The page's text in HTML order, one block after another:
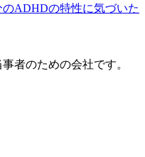
ADHDの特性に気づいた
者のための会社です。